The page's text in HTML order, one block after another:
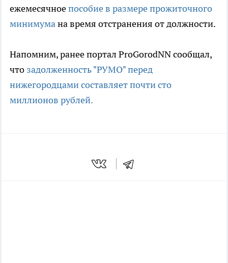
ежемесячноепособие в размере прожиточного
минимумана время отстранения от должности.
Напомним, ранее портал ProGorodNN сообщал,
что задолженность "РУМО" перед
нижегородцами составляет почти сто
миллионов рублей.